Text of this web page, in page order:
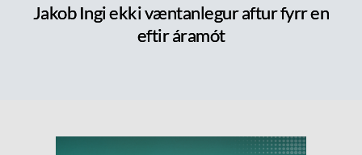
Jakob Ingi ekki væntanlegur aftur fyrr en
eftir áramót